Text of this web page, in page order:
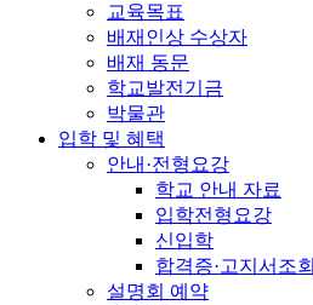
교육목표
배재인상 수상자
배재 동문
학교발전기금
박물관
입학 및 혜택
안내·전형요강
학교 안내 자료
입학전형요강
신입학
합격증·고지서조회
설명회 예약